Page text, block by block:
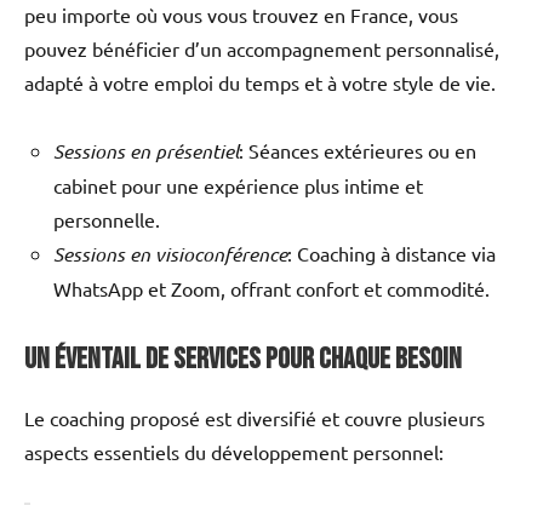
peu importe où vous vous trouvez en France, vous
pouvez bénéficier d’un accompagnement personnalisé,
adapté à votre emploi du temps et à votre style de vie.
Sessions en présentiel: Séances extérieures ou en
cabinet pour une expérience plus intime et
personnelle.
Sessions en visioconférence: Coaching à distance via
WhatsApp et Zoom, offrant confort et commodité.
Un Éventail de Services pour Chaque Besoin
Le coaching proposé est diversifié et couvre plusieurs
aspects essentiels du développement personnel: